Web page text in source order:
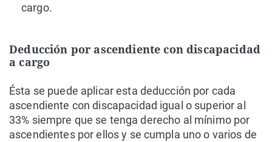
cargo.
Deducción por ascendiente con discapacidad
a cargo
Ésta se puede aplicar esta deducción por cada
ascendiente con discapacidad igual o superior al
33% siempre que se tenga derecho al mínimo por
ascendientes por ellos y se cumpla uno o varios de